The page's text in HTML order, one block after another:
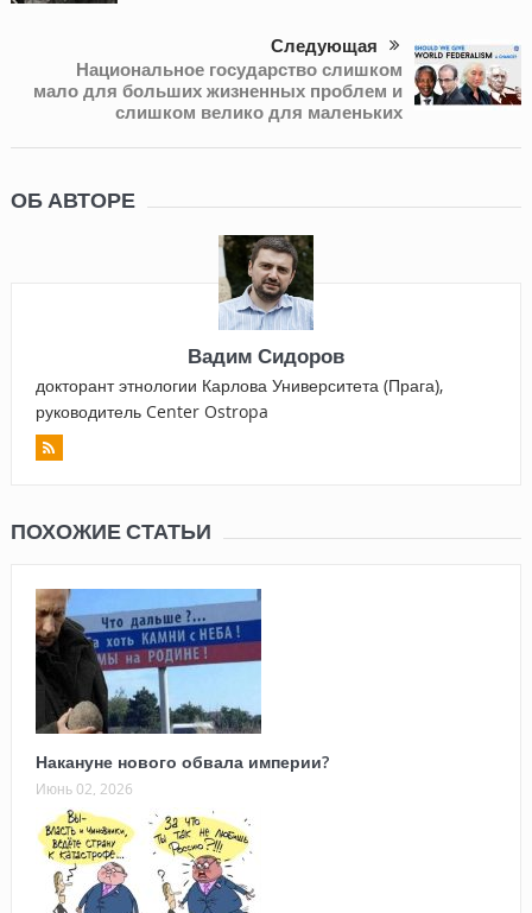
Следующая
Национальное государство слишком
мало для больших жизненных проблем и
слишком велико для маленьких
ОБ АВТОРЕ
Вадим Сидоров
докторант этнологии Карлова Университета (Прага),
руководитель Center Ostropa
ПОХОЖИЕ СТАТЬИ
Накануне нового обвала империи?
Июнь 02, 2026